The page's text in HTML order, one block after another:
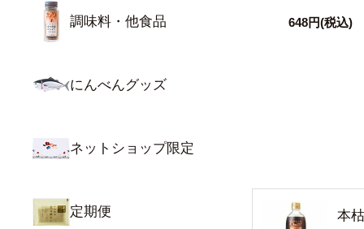
調味料・他食品
にんべんグッズ
ネットショップ限定
定期便
648円(税込)
本